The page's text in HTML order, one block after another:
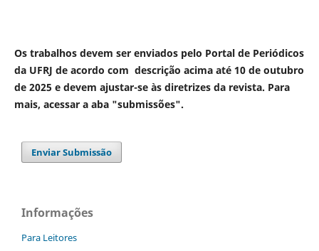
Os trabalhos devem ser enviados pelo Portal de Periódicos
da UFRJ de acordo com descrição acima até 10 de outubro
de 2025 e devem ajustar-se às diretrizes da revista. Para
mais, acessar a aba "submissões".
Enviar Submissão
Informações
Para Leitores